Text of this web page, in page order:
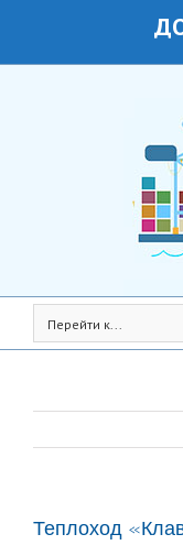
Перейти к...
Теплоход